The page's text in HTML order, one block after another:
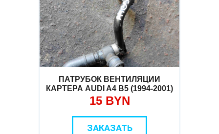
ПАТРУБОК ВЕНТИЛЯЦИИ
КАРТЕРА AUDI A4 B5 (1994-2001)
15 BYN
ЗАКАЗАТЬ